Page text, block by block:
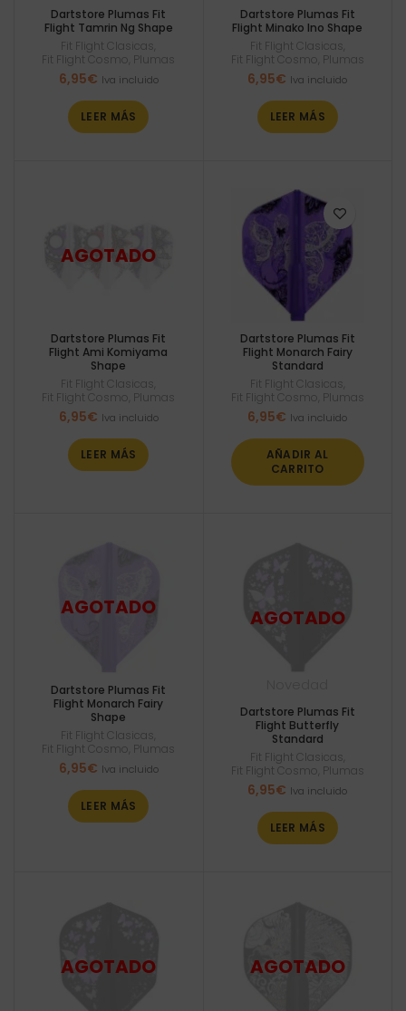
Dartstore Plumas Fit
Flight Tamrin Ng Shape
Fit Flight Clasicas
Fit Flight Cosmo Plumas
6,95€ Iva incluido
LEER MÁS
Dartstore Plumas Fit
Flight Minako Ino Shape
Fit Flight Clasicas
Fit Flight Cosmo Plumas
6,95€ Iva incluido
LEER MÁS
Dartstore Plumas Fit
Flight Ami Komiyama
Shape
Fit Flight Clasicas
Fit Flight Cosmo Plumas
6,95€ Iva incluido
LEER MÁS
Dartstore Plumas Fit
Flight Monarch Fairy
Standard
Fit Flight Clasicas
Fit Flight Cosmo Plumas
6,95€ Iva incluido
AÑADIR AL
CARRITO
Dartstore Plumas Fit
Flight Monarch Fairy
Shape
Fit Flight Clasicas
Fit Flight Cosmo Plumas
6,95€ Iva incluido
LEER MÁS
Dartstore Plumas Fit
Flight Butterfly
Standard
Fit Flight Clasicas
Fit Flight Cosmo Plumas
6,95€ Iva incluido
LEER MÁS